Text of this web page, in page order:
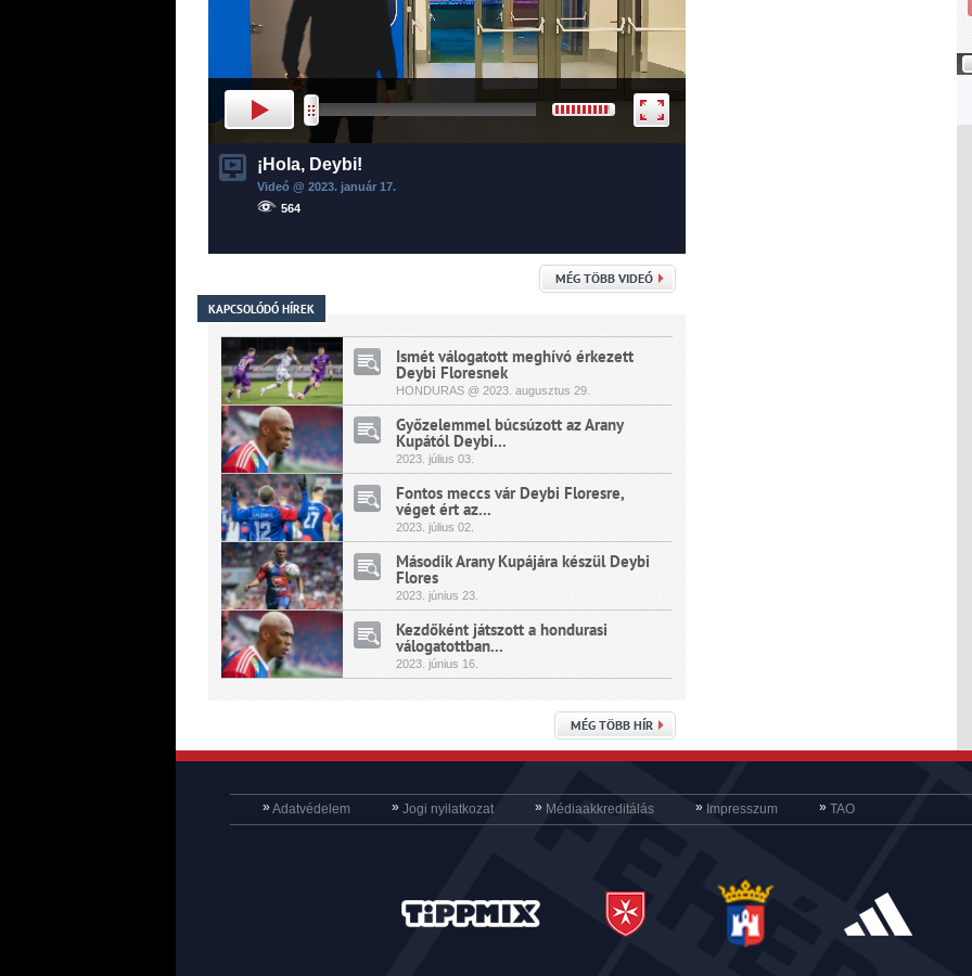
¡Hola, Deybi!
Videó @ 2023. január 17.
564
MÉG TÖBB VIDEÓ
KAPCSOLÓDÓ HÍREK
Ismét válogatott meghívó érkezett
Deybi Floresnek
HONDURAS @ 2023. augusztus 29.
Győzelemmel búcsúzott az Arany
Kupától Deybi...
2023. július 03.
Fontos meccs vár Deybi Floresre,
véget ért az...
2023. július 02.
Második Arany Kupájára készül Deybi
Flores
2023. június 23.
Kezdőként játszott a hondurasi
válogatottban...
2023. június 16.
MÉG TÖBB HÍR
»Adatvédelem » Jogi nyilatkozat » Médiaakkreditálás » Impresszum » TAO